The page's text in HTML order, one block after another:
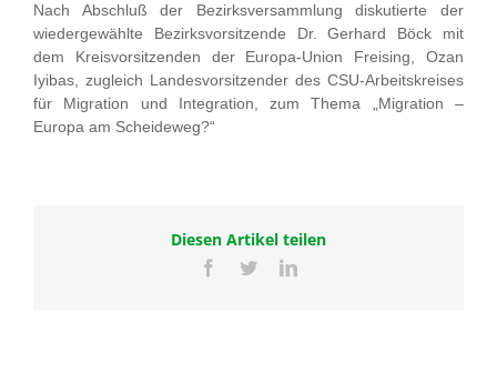
Nach Abschluß der Bezirksversammlung diskutierte der
wiedergewählte Bezirksvorsitzende Dr. Gerhard Böck mit
dem Kreisvorsitzenden der Europa-Union Freising, Ozan
Iyibas, zugleich Landesvorsitzender des CSU-Arbeitskreises
für Migration und Integration, zum Thema „Migration –
Europa am Scheideweg?“
Diesen Artikel teilen
Facebook
TwitterLinkedIn